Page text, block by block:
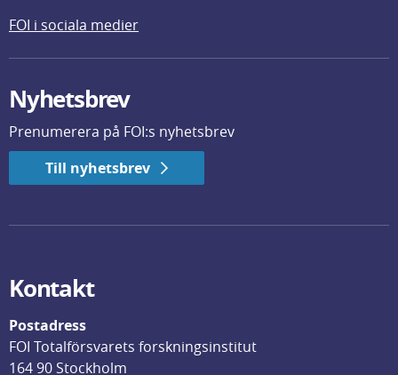
FOI i sociala medier
Nyhetsbrev
Prenumerera på FOI:s nyhetsbrev
Till nyhetsbrev
Kontakt
Postadress
FOI Totalförsvarets forskningsinstitut
164 90 Stockholm